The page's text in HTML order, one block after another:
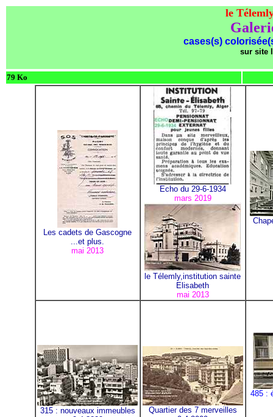
le
cases(s)
sur site
79 Ko
Les cadets de Gascogne
...et plus.
mai 2013
Echo du 29-6-1934
mars 2019
le Télemly,institution sainte
Elisabeth
mai 2013
315 : nouveaux immeubles
Quartier des 7 merveilles
485 :